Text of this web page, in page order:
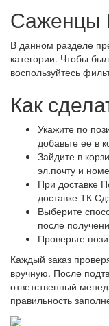
Саженцы
В данном разделе
категории. Чтобы
воспользуйтесь
Как
Укажите по
добавьте ее в
Зайдите в
эл.почту и
При доставке
доставке ТК
Выберите
после
Проверьте
Каждый заказ
вручную. После
ответственный
правильность